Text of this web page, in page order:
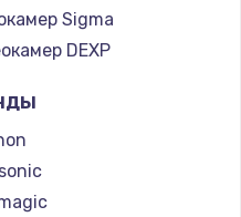
Sigma
DEXP